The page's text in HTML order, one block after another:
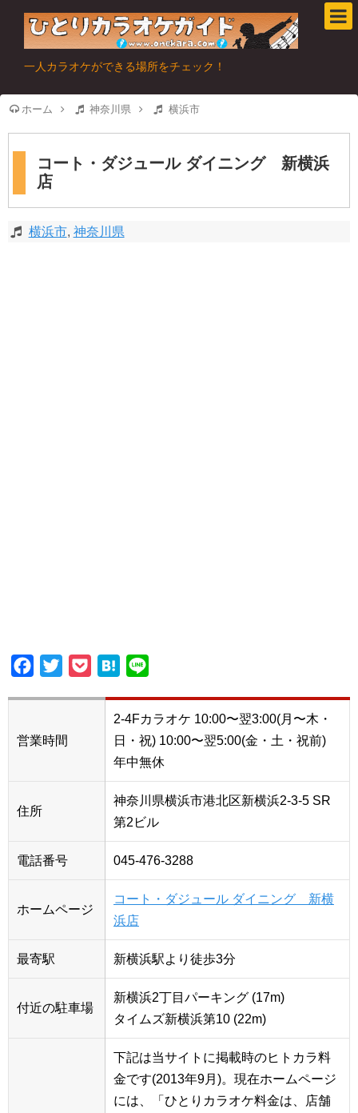
一人カラオケができる場所をチェック！
ホーム 神奈川県 横浜市
コート・ダジュール ダイニング 新横浜
店
横浜市, 神奈川県
Facebook
Twitter PocketHatena
営業時間
2-4Fカラオケ 10:00〜翌3:00(月〜木・
日・祝) 10:00〜翌5:00(金・土・祝前)
年中無休
住所
神奈川県横浜市港北区新横浜2-3-5 SR
第2ビル
電話番号 045-476-3288
ホームページ
コート・ダジュール ダイニング 新横
浜店
最寄駅 新横浜駅より徒歩3分
付近の駐車場
新横浜2丁目パーキング (17m)
タイムズ新横浜第10 (22m)
下記は当サイトに掲載時のヒトカラ料
金です(2013年9月)。現在ホームページ
には、「ひとりカラオケ料金は、店舗